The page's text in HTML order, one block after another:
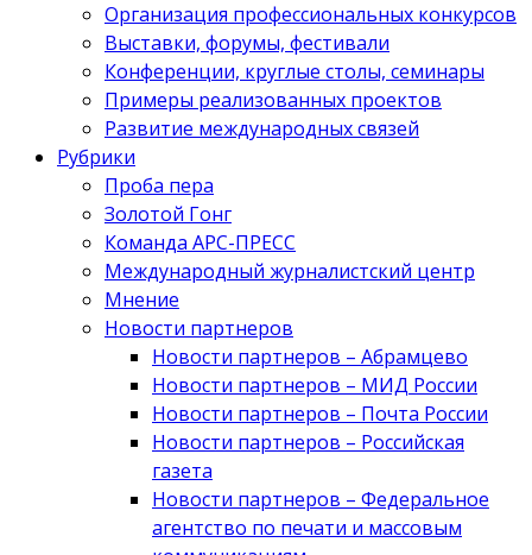
Организация профессиональных конкурсов
Выставки, форумы, фестивали
Конференции, круглые столы, семинары
Примеры реализованных проектов
Развитие международных связей
Рубрики
Проба пера
Золотой Гонг
Команда АРС-ПРЕСС
Международный журналистский центр
Мнение
Новости партнеров
Новости партнеров – Абрамцево
Новости партнеров – МИД России
Новости партнеров – Почта России
Новости партнеров – Российская
газета
Новости партнеров – Федеральное
агентство по печати и массовым